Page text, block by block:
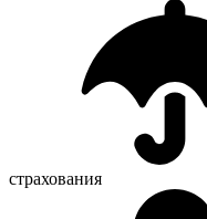
страхования